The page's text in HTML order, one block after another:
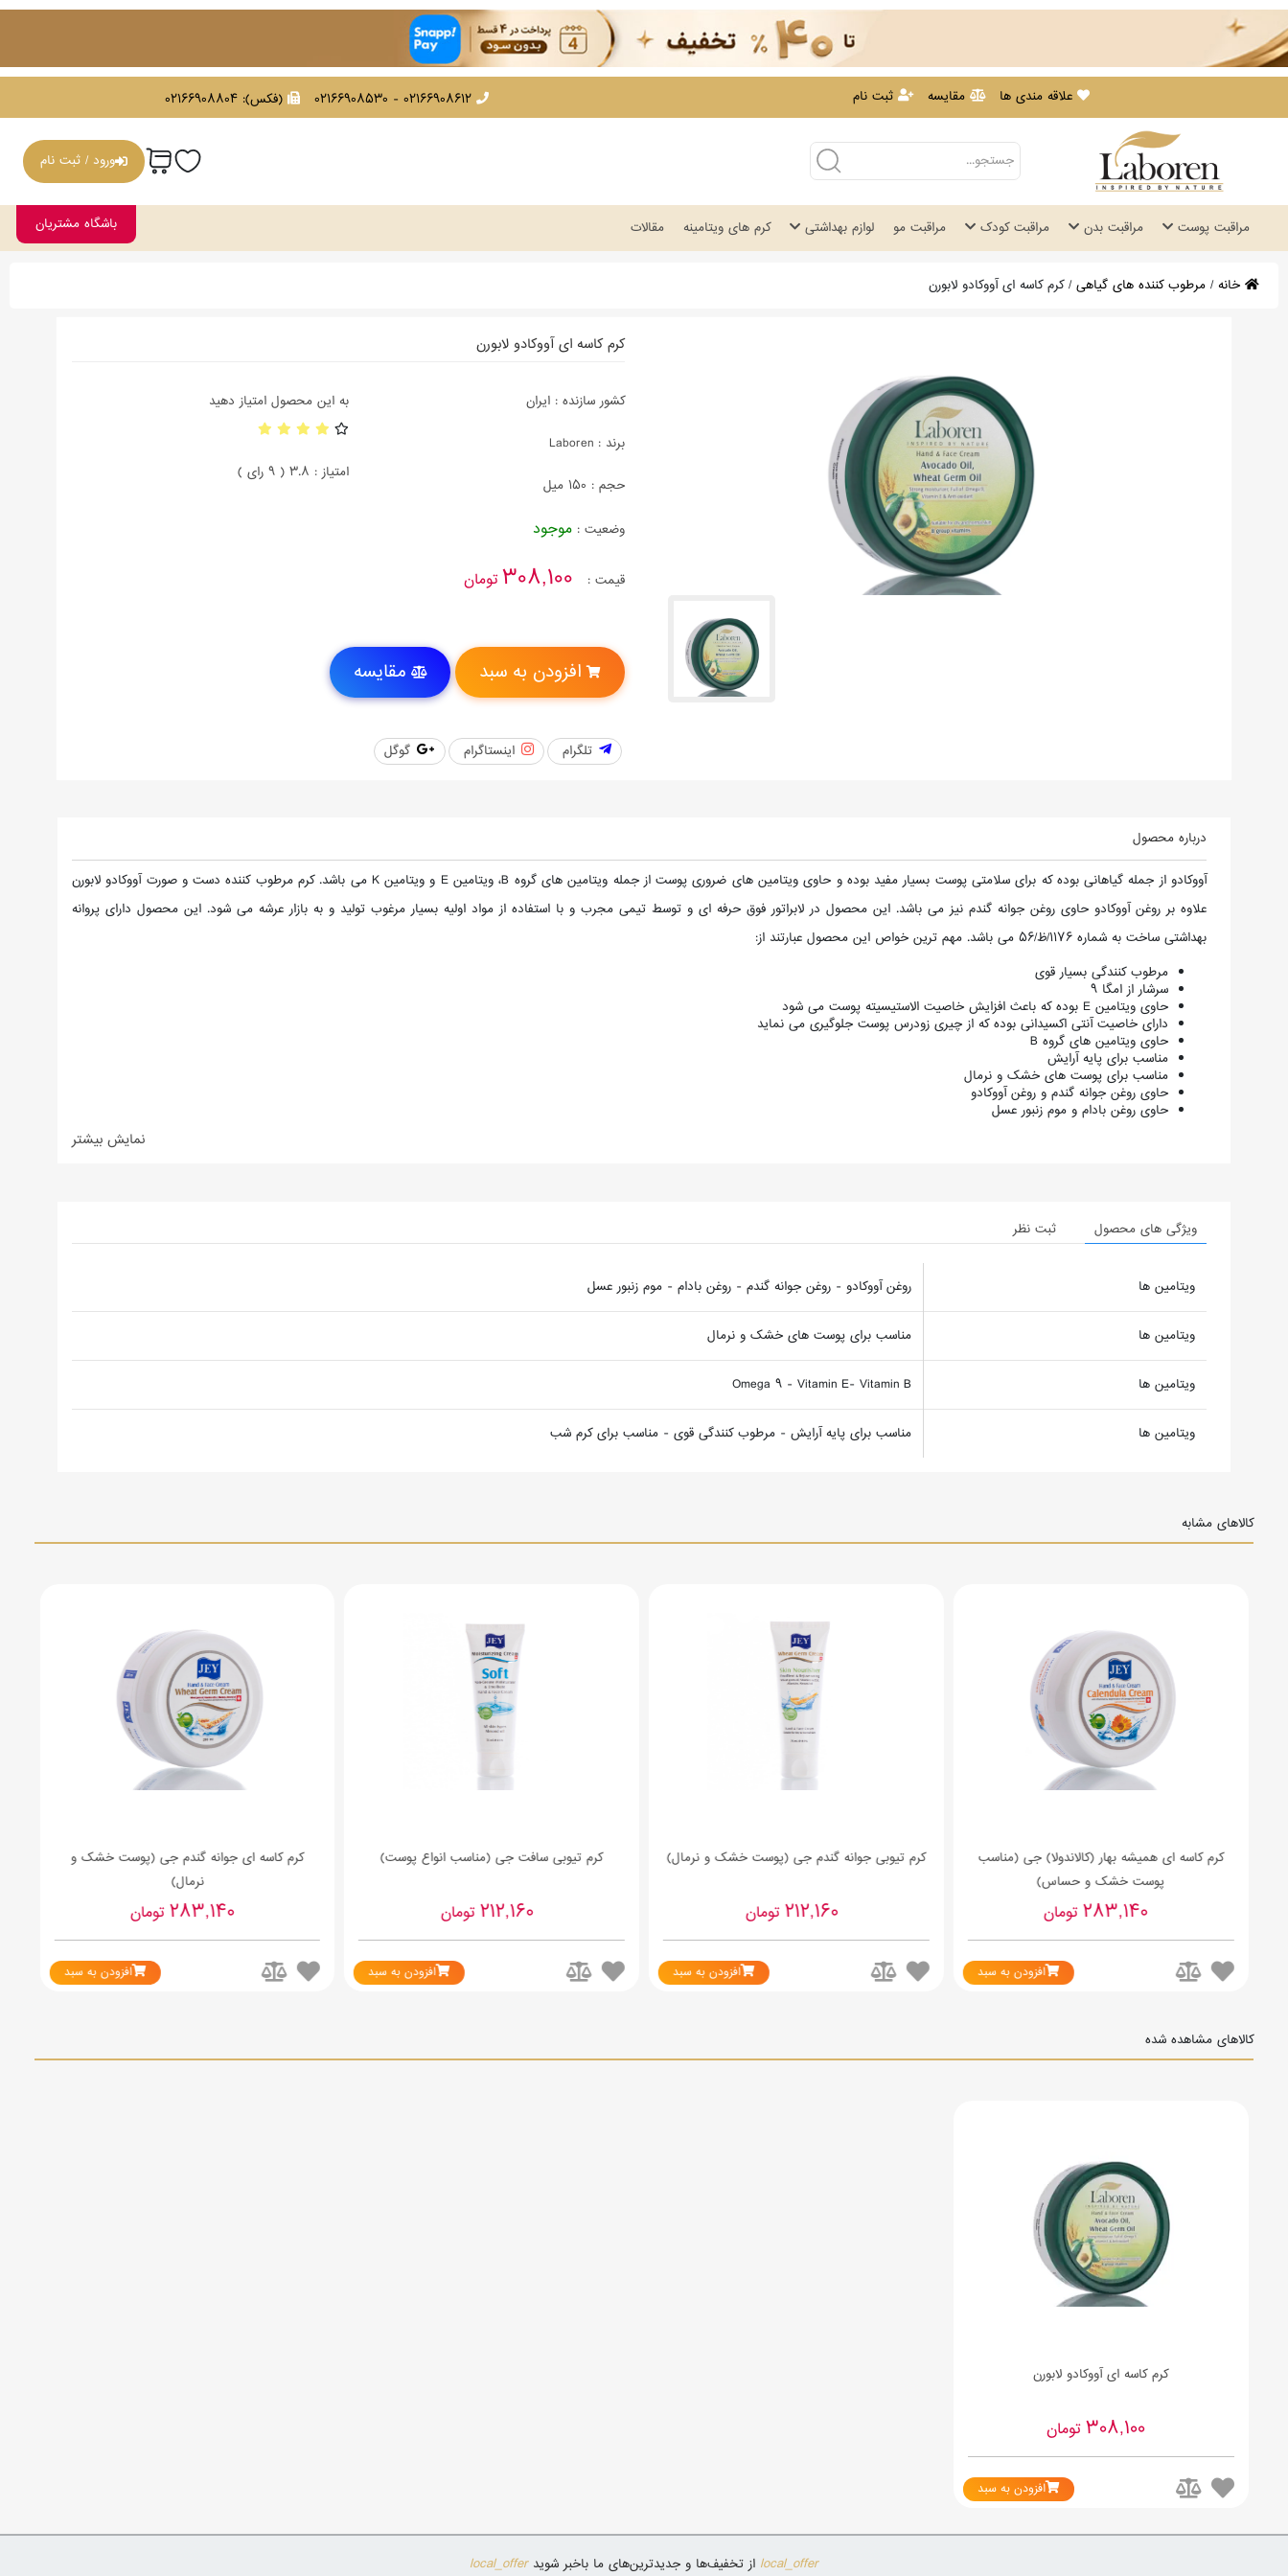
علاقه مندی ها مقایسه ثبت نام 02166908612 - 02166908530 (فکس): 02166908804
ورود / ثبت نام
مراقبت پوست مراقبت بدن مراقبت کودک مراقبت مو لوازم بهداشتی کرم های ویتامینه مقالات باشگاه مشتریان
خانه/ مرطوب کننده های گیاهی/کرم کاسه ای آووکادو لابورن
کرم کاسه ای آووکادو لابورن
کشور سازنده : ایران
برند : Laboren
حجم : 150 میل
وضعیت : موجود
قیمت : 308,100تومان
به این محصول امتیاز دهید
امتیاز : 3.8 ( 9 رای )
افزودن به سبد مقایسه
تلگرام اینستاگرام گوگل
درباره محصول
آووکادو از جمله گیاهانی بوده که برای سلامتی پوست بسیار مفید بوده و حاوی ویتامین های ضروری پوست از جمله ویتامین های گروه B، ویتامین E و ویتامین K می باشد. کرم مرطوب کننده دست و صورت آووکادو لابورن
علاوه بر روغن آووکادو حاوی روغن جوانه گندم نیز می باشد. این محصول در لابراتور فوق حرفه ای و توسط تیمی مجرب و با استفاده از مواد اولیه بسیار مرغوب تولید و به بازار عرشه می شود. این محصول دارای پروانه
بهداشتی ساخت به شماره 1176/ظ/56 می باشد. مهم ترین خواص این محصول عبارتند از:
مرطوب کنندگی بسیار قوی
سرشار از امگا 9
حاوی ویتامین E بوده که باعث افزایش خاصیت الاستیسیته پوست می شود
دارای خاصیت آنتی اکسیدانی بوده که از چیری زودرس پوست جلوگیری می نماید
حاوی ویتامین های گروه B
مناسب برای پایه آرایش
مناسب برای پوست های خشک و نرمال
حاوی روغن جوانه گندم و روغن آووکادو
حاوی روغن بادام و موم زنبور عسل
نمایش بیشتر
ویژگی های محصول ثبت نظر
ویتامین ها روغن آووکادو - روغن جوانه گندم - روغن بادام - موم زنبور عسل
ویتامین ها مناسب برای پوست های خشک و نرمال
ویتامین ها Omega 9 - Vitamin E- Vitamin B
ویتامین ها مناسب برای پایه آرایش - مرطوب کنندگی قوی - مناسب برای کرم شب
کالاهای مشابه
کرم کاسه ای همیشه بهار (کالاندولا) جی (مناسب
پوست خشک و حساس)
283,140تومان
افزودن به سبد
کرم تیوبی جوانه گندم جی (پوست خشک و نرمال)
212,160تومان
افزودن به سبد
کرم تیوبی سافت جی (مناسب انواع پوست)
212,160تومان
افزودن به سبد
کرم کاسه ای جوانه گندم جی (پوست خشک و
نرمال)
283,140تومان
افزودن به سبد
کالاهای مشاهده شده
کرم کاسه ای آووکادو لابورن
308,100تومان
افزودن به سبد
local_offer از تخفیف‌ها و جدیدترین‌های ما باخبر شویدlocal_offer